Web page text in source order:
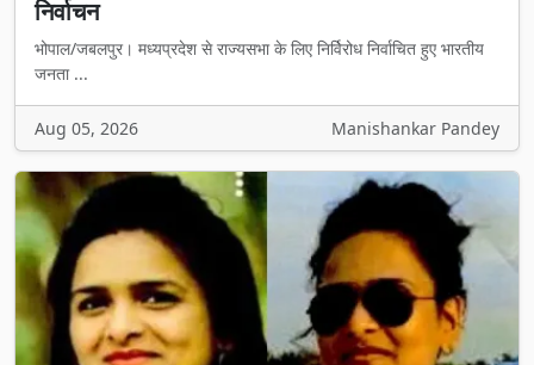
निर्वाचन
भोपाल/जबलपुर। मध्यप्रदेश से राज्यसभा के लिए निर्विरोध निर्वाचित हुए भारतीय
जनता ...
Aug 05, 2026 Manishankar Pandey